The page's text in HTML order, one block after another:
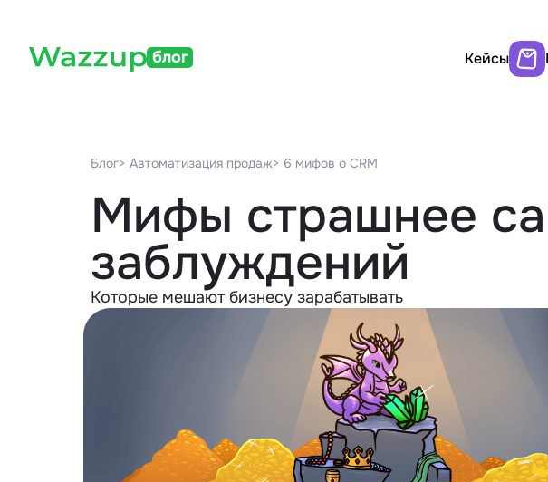
блог Кейсы
Блог> Автоматизация продаж> 6 мифов о CRM
Мифы страшнее
заблуждений
Которые мешают бизнесу зарабатывать